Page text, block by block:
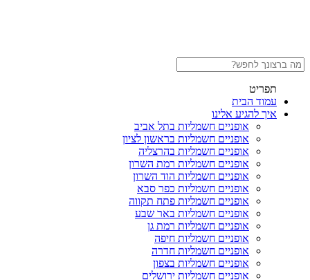
תפריט
עמוד הבית
איך להגיע אלינו
אופניים חשמליות בתל אביב
אופניים חשמליות בראשון לציון
אופניים חשמליות בהרצליה
אופניים חשמליות רמת השרון
אופניים חשמליות הוד השרון
אופניים חשמליות כפר סבא
אופניים חשמליות פתח תקווה
אופניים חשמליות באר שבע
אופניים חשמליות רמת גן
אופניים חשמליות חיפה
אופניים חשמליות חדרה
אופניים חשמליות בצפון
אופניים חשמליות ירושלים